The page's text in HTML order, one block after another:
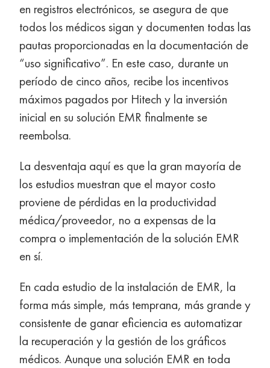
en registros electrónicos, se asegura de que
todos los médicos sigan y documenten todas las
pautas proporcionadas en la documentación de
“uso significativo”. En este caso, durante un
período de cinco años, recibe los incentivos
máximos pagados por Hitech y la inversión
inicial en su solución EMR finalmente se
reembolsa.
La desventaja aquí es que la gran mayoría de
los estudios muestran que el mayor costo
proviene de pérdidas en la productividad
médica/proveedor, no a expensas de la
compra o implementación de la solución EMR
en sí.
En cada estudio de la instalación de EMR, la
forma más simple, más temprana, más grande y
consistente de ganar eficiencia es automatizar
la recuperación y la gestión de los gráficos
médicos. Aunque una solución EMR en toda